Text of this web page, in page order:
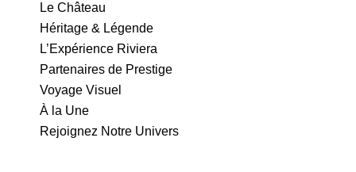
Le Château
Héritage & Légende
L’Expérience Riviera
Partenaires de Prestige
Voyage Visuel
À la Une
Rejoignez Notre Univers